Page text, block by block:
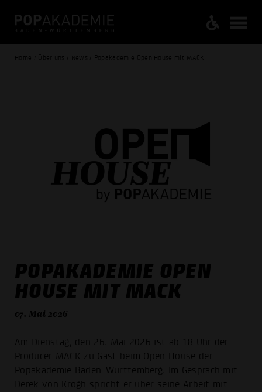
Home / Über uns / News / Popakademie Open House mit MACK
POPAKADEMIE OPEN
HOUSE MIT MACK
07. Mai 2026
Am Dienstag, den 26. Mai 2026 ist ab 18 Uhr der
Producer MACK zu Gast beim Open House der
Popakademie Baden-Württemberg. Im Gespräch mit
Derek von Krogh spricht er über seine Arbeit mit